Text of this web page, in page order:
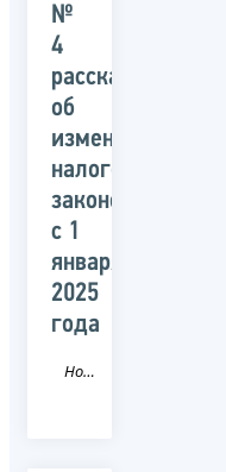
№
4
рассказали
об
изменениях
налогового
законодательства
с 1
января
2025
года
Новость